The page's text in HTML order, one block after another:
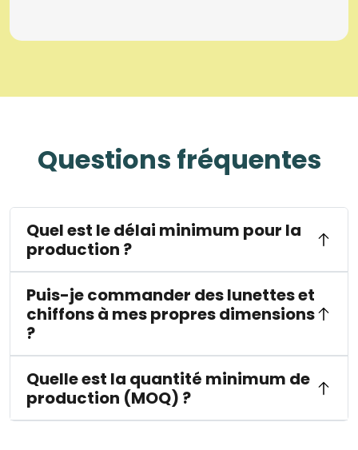
Questions fréquentes
Quel est le délai minimum pour la
production ?
Puis-je commander des lunettes et
chiffons à mes propres dimensions
?
Quelle est la quantité minimum de
production (MOQ) ?